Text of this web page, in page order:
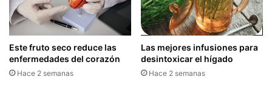
Este fruto seco reduce las
enfermedades del corazón
Hace 2 semanas
Las mejores infusiones para
desintoxicar el hígado
Hace 2 semanas